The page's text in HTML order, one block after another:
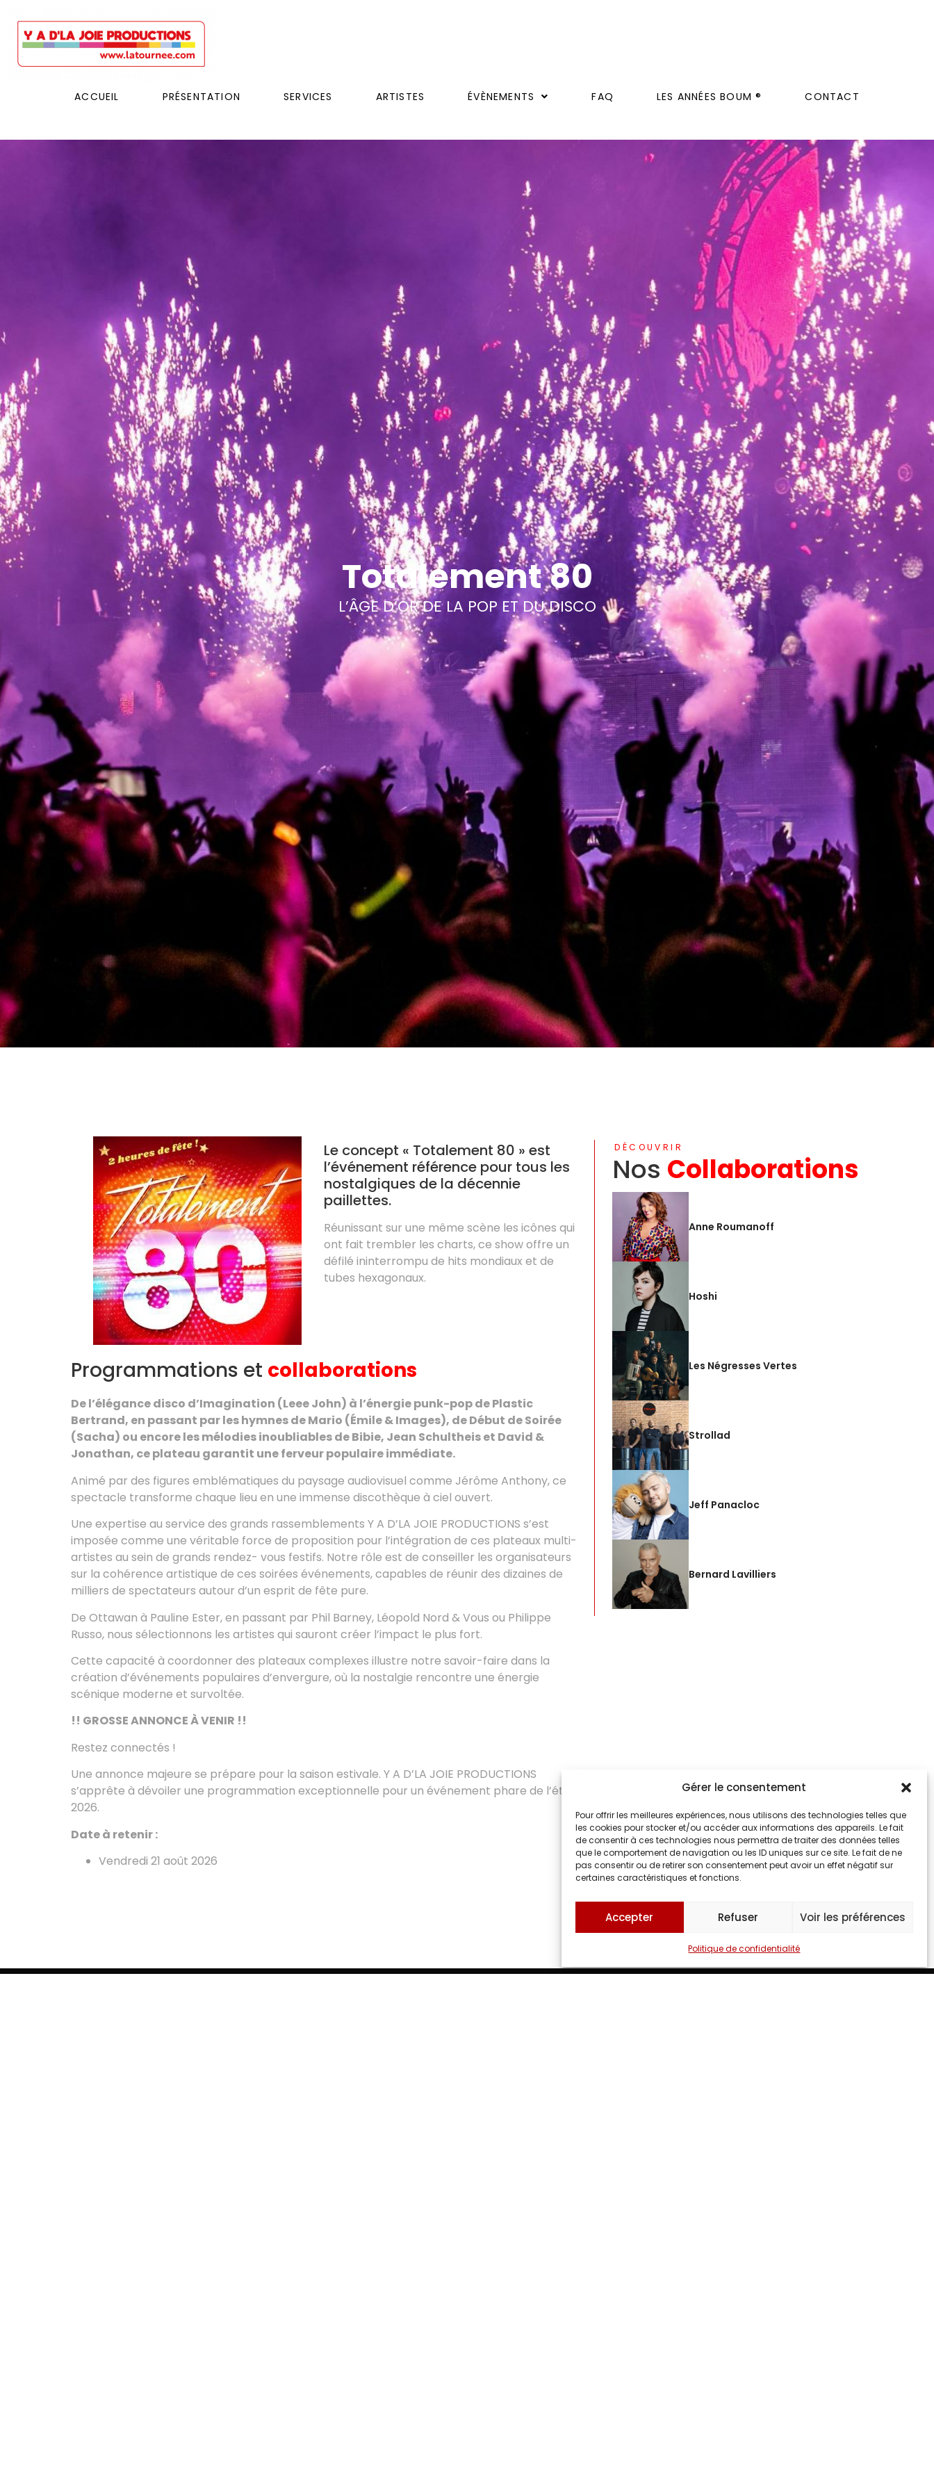
Gérer le consentement
Pour offrir les meilleures expériences, nous utilisons des technologies telles que
les cookies pour stocker et/ou accéder aux informations des appareils. Le fait
de consentir à ces technologies nous permettra de traiter des données telles
que le comportement de navigation ou les ID uniques sur ce site. Le fait de ne
pas consentir ou de retirer son consentement peut avoir un effet négatif sur
certaines caractéristiques et fonctions.
Accepter Refuser Voir les préférences
Politique de confidentialité
ACCUEIL PRÉSENTATION SERVICES ARTISTES ÉVÈNEMENTS FAQ LES ANNÉES BOUM ® CONTACT
Totalement 80
L’ÂGE D’OR DE LA POP ET DU DISCO
Le concept « Totalement 80 » est
l’événement référence pour tous les
nostalgiques de la décennie
paillettes.
Réunissant sur une même scène les icônes qui
ont fait trembler les charts, ce show offre un
défilé ininterrompu de hits mondiaux et de
tubes hexagonaux.
Programmations et collaborations
De l’élégance disco d’Imagination (Leee John) à l’énergie punk-pop de Plastic
Bertrand, en passant par les hymnes de Mario (Émile & Images), de Début de Soirée
(Sacha) ou encore les mélodies inoubliables de Bibie, Jean Schultheis et David &
Jonathan, ce plateau garantit une ferveur populaire immédiate.
Animé par des figures emblématiques du paysage audiovisuel comme Jérôme Anthony, ce
spectacle transforme chaque lieu en une immense discothèque à ciel ouvert.
Une expertise au service des grands rassemblements Y A D’LA JOIE PRODUCTIONS s’est
imposée comme une véritable force de proposition pour l’intégration de ces plateaux multi-
artistes au sein de grands rendez- vous festifs. Notre rôle est de conseiller les organisateurs
sur la cohérence artistique de ces soirées événements, capables de réunir des dizaines de
milliers de spectateurs autour d’un esprit de fête pure.
De Ottawan à Pauline Ester, en passant par Phil Barney, Léopold Nord & Vous ou Philippe
Russo, nous sélectionnons les artistes qui sauront créer l’impact le plus fort.
Cette capacité à coordonner des plateaux complexes illustre notre savoir-faire dans la
création d’événements populaires d’envergure, où la nostalgie rencontre une énergie
scénique moderne et survoltée.
!! GROSSE ANNONCE À VENIR !!
Restez connectés !
Une annonce majeure se prépare pour la saison estivale. Y A D’LA JOIE PRODUCTIONS
s’apprête à dévoiler une programmation exceptionnelle pour un événement phare de l’été
2026.
Date à retenir :
Vendredi 21 août 2026
DÉCOUVRIR
Nos Collaborations
Anne Roumanoff
Hoshi
Les Négresses Vertes
Strollad
Jeff Panacloc
Bernard Lavilliers